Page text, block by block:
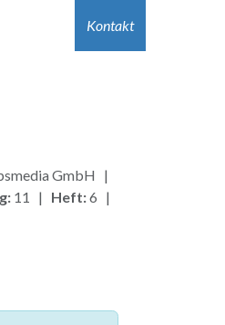
Kontakt
GmbH |
11 | Heft:6 |